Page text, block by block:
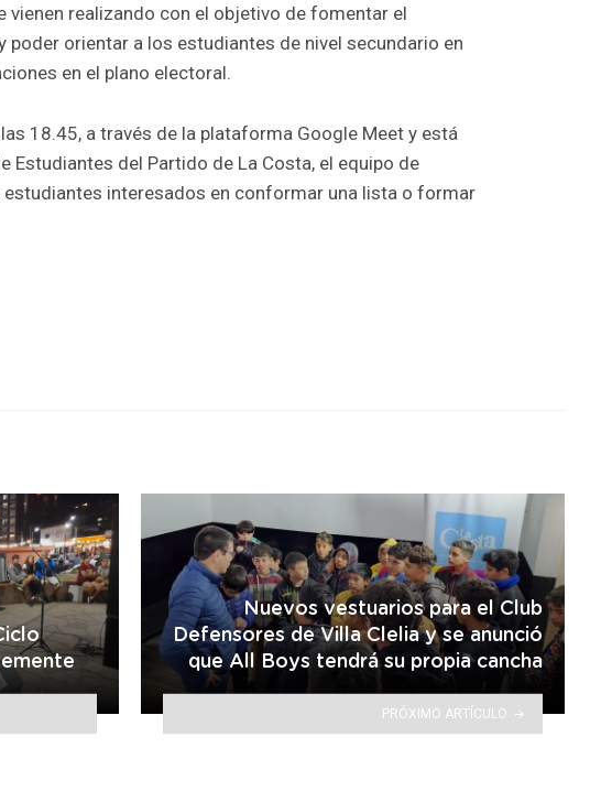
vienen realizando con el objetivo de fomentar el
poder orientar a los estudiantes de nivel secundario en
en el plano electoral.
18.45, a través de la plataforma Google Meet y está
Estudiantes del Partido de La Costa, el equipo de
interesados en conformar una lista o formar
Nuevos vestuarios para el Club
Defensores de Villa Clelia y se anunció
que All Boys tendrá su propia cancha
PRÓXIMO ARTÍCULO